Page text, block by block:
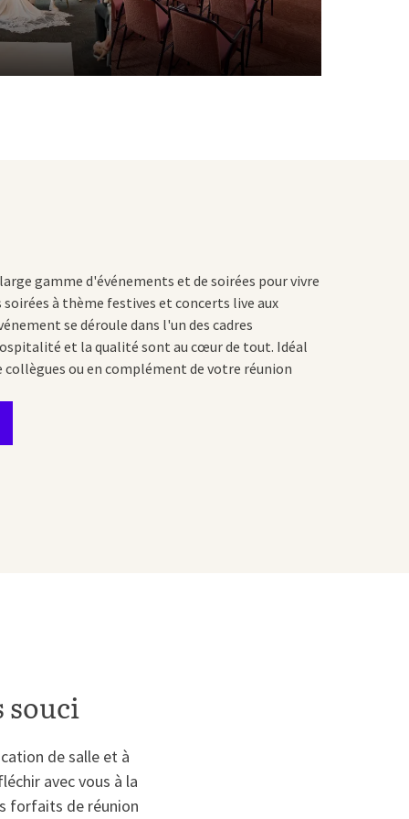
gamme d'événements et de soirées pour vivre
soirées à thème festives et concerts live aux
se déroule dans l'un des cadres
et la qualité sont au cœur de tout. Idéal
ou en complément de votre réunion
souci
de salle et à
avec vous à la
forfaits de réunion